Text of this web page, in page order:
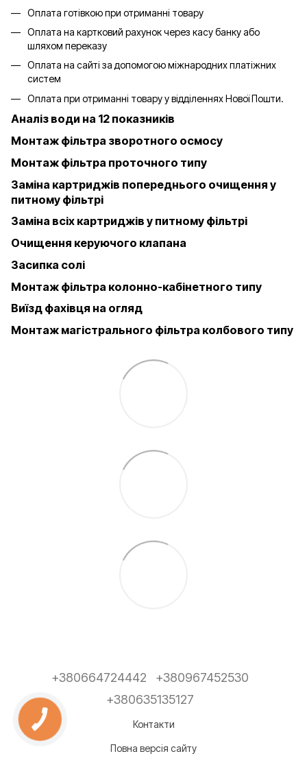
Оплата готівкою при отриманні товару
Оплата на картковий рахунок через касу банку або
шляхом переказу
Оплата на сайті за допомогою міжнародних платіжних
систем
Оплата при отриманні товару у відділеннях Нової Пошти.
Аналіз води на 12 показників
Монтаж фільтра зворотного осмосу
Монтаж фільтра проточного типу
Заміна картриджів попереднього очищення у
питному фільтрі
Заміна всіх картриджів у питному фільтрі
Очищення керуючого клапана
Засипка солі
Монтаж фільтра колонно-кабінетного типу
Виїзд фахівця на огляд
Монтаж магістрального фільтра колбового типу
+380664724442
+380967452530
+380635135127
Контакти
Повна версія сайту